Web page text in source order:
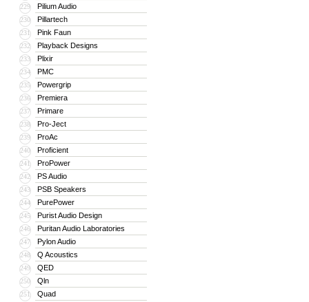
229 Pilium Audio
230 Pillartech
231 Pink Faun
232 Playback Designs
233 Plixir
234 PMC
235 Powergrip
236 Premiera
237 Primare
238 Pro-Ject
239 ProAc
240 Proficient
241 ProPower
242 PS Audio
243 PSB Speakers
244 PurePower
245 Purist Audio Design
246 Puritan Audio Laboratories
247 Pylon Audio
248 Q Acoustics
249 QED
250 Qln
251 Quad